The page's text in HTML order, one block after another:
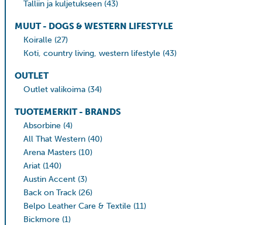
Talliin ja kuljetukseen (43)
MUUT - DOGS & WESTERN LIFESTYLE
Koiralle (27)
Koti, country living, western lifestyle (43)
OUTLET
Outlet valikoima (34)
TUOTEMERKIT - BRANDS
Absorbine (4)
All That Western (40)
Arena Masters (10)
Ariat (140)
Austin Accent (3)
Back on Track (26)
Belpo Leather Care & Textile (11)
Bickmore (1)